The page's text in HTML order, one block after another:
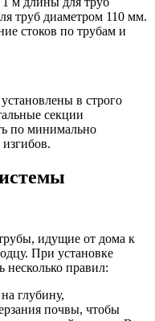
труб диаметром 110 мм.
стоков по трубам и
в строго
секции
по минимально
идущие от дома к
При установке
правил:
глубину,
почвы, чтобы